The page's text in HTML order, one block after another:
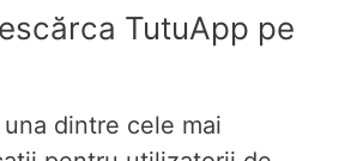
TutuApp pe
dintre cele mai